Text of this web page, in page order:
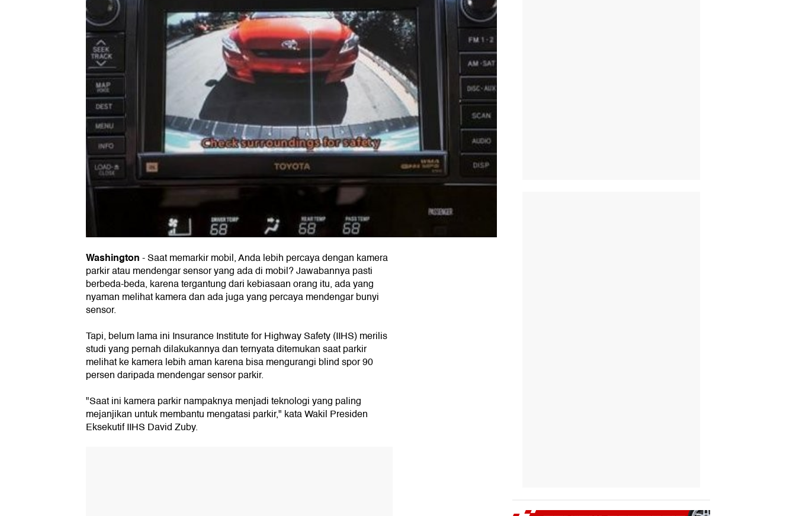
Washington-Saat memarkir mobil, Anda lebih percaya dengan kamera
parkir atau mendengar sensor yang ada di mobil? Jawabannya pasti
berbeda-beda, karena tergantung dari kebiasaan orang itu, ada yang
nyaman melihat kamera dan ada juga yang percaya mendengar bunyi
sensor.
Tapi, belum lama ini Insurance Institute for Highway Safety (IIHS) merilis
studi yang pernah dilakukannya dan ternyata ditemukan saat parkir
melihat ke kamera lebih aman karena bisa mengurangi blind spor 90
persen daripada mendengar sensor parkir.
"Saat ini kamera parkir nampaknya menjadi teknologi yang paling
mejanjikan untuk membantu mengatasi parkir," kata Wakil Presiden
Eksekutif IIHS David Zuby.